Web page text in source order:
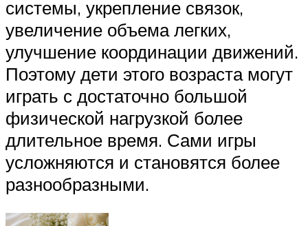
системы, укрепление связок,
увеличение объема легких,
улучшение координации движений.
Поэтому дети этого возраста могут
играть с достаточно большой
физической нагрузкой более
длительное время. Сами игры
усложняются и становятся более
разнообразными.